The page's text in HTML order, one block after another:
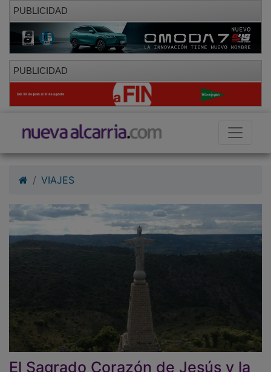
PUBLICIDAD
PUBLICIDAD
VIAJES
El Sagrado Corazón de Jesús y la